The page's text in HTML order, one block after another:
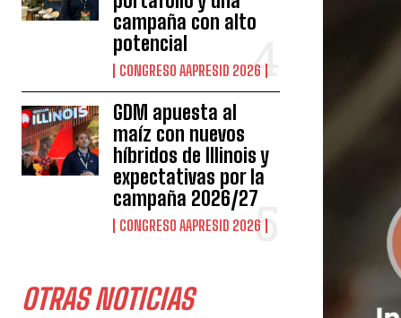
campaña con alto
potencial
CONGRESO AAPRESID 2026
GDM apuesta al
maíz con nuevos
híbridos de Illinois y
expectativas por la
campaña 2026/27
CONGRESO AAPRESID 2026
OTRAS NOTICIAS